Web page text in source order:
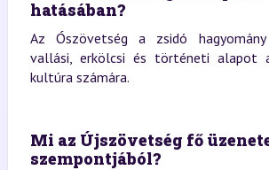
hatásában?
Az Ószövetség a zsidó
vallási, erkölcsi és történeti alapot
kultúra számára.
Mi az Újszövetség fő
szempontjából?